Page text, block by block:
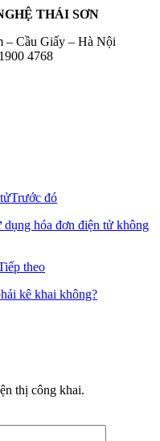
THÁI SƠN
– Cầu Giấy – Hà Nội
4768
Trước đó
hóa đơn điện tử không
theo
kê khai không?
thị công khai.